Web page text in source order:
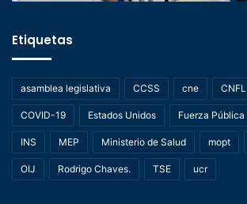
Etiquetas
asamblea legislativa CCSS cne CNFL
COVID-19 Estados Unidos Fuerza Pública
INS MEP Ministerio de Salud mopt
OIJ Rodrigo Chaves. TSE ucr